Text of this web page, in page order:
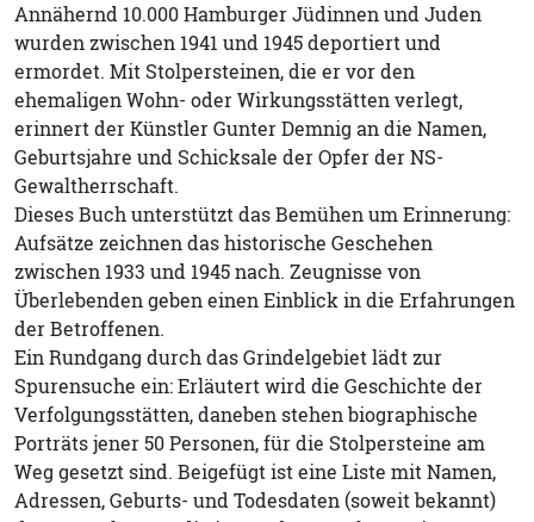
Annähernd 10.000 Hamburger Jüdinnen und Juden
wurden zwischen 1941 und 1945 deportiert und
ermordet. Mit Stolpersteinen, die er vor den
ehemaligen Wohn- oder Wirkungsstätten verlegt,
erinnert der Künstler Gunter Demnig an die Namen,
Geburtsjahre und Schicksale der Opfer der NS-
Gewaltherrschaft.
Dieses Buch unterstützt das Bemühen um Erinnerung:
Aufsätze zeichnen das historische Geschehen
zwischen 1933 und 1945 nach. Zeugnisse von
Überlebenden geben einen Einblick in die Erfahrungen
der Betroffenen.
Ein Rundgang durch das Grindelgebiet lädt zur
Spurensuche ein: Erläutert wird die Geschichte der
Verfolgungsstätten, daneben stehen biographische
Porträts jener 50 Personen, für die Stolpersteine am
Weg gesetzt sind. Beigefügt ist eine Liste mit Namen,
Adressen, Geburts- und Todesdaten (soweit bekannt)